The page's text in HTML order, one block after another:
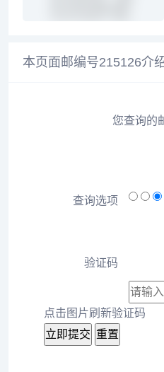
本页面邮编号215126介
您查询的
查询选项
验证码
点击图片刷新验证码
立即提交 重置